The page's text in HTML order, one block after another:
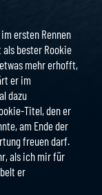
ersten Rennen
bester Rookie
mehr erhofft,
er im
dazu
Titel, den er
am Ende der
freuen darf.
als ich mir für
er